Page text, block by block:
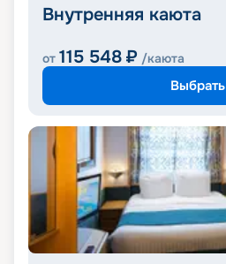
Внутренняя каюта
от 115 548 ₽ /каюта
Выбрать